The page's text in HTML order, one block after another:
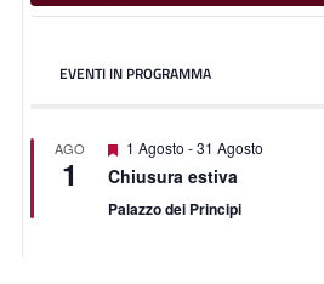
EVENTI IN PROGRAMMA
AGO
1
Featured
1 Agosto -31 Agosto
Chiusura estiva
Palazzo dei Principi